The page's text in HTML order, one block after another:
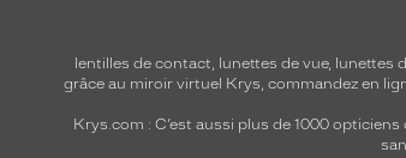
lentilles de contact, lunettes de vue, lunettes
grâce au miroir virtuel Krys, commandez en
Krys.com : C’est aussi plus de 1000